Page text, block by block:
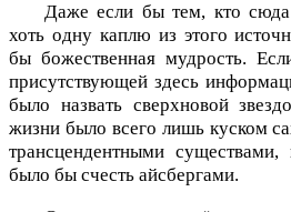
Даже если бы тем, кто сюда
хоть одну каплю из этого
бы божественная мудрость.
присутствующей здесь
было назвать сверхновой
жизни было всего лишь куском
трансцендентными
было бы счесть айсбергами.